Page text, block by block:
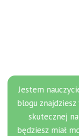
Jestem
blogu
skutecznej
będziesz miał